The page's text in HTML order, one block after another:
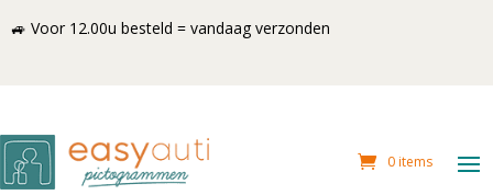
🚙 Voor 12.00u besteld = vandaag verzonden
0 items